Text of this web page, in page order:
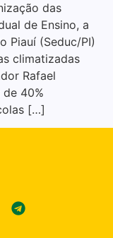
das
de Ensino, a
Piauí (Seduc/PI)
climatizadas
Rafael
40%
[…]